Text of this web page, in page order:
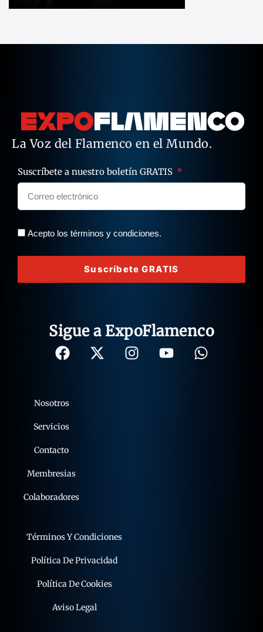
La Voz del Flamenco en el Mundo.
Suscríbete a nuestro boletín GRATIS
Acepto los términos y condiciones.
Suscríbete GRATIS
Sigue a ExpoFlamenco
Términos Y Condiciones
Política De Privacidad
Política De Cookies
Aviso Legal
Nosotros
Servicios
Contacto
Membresias
Colaboradores